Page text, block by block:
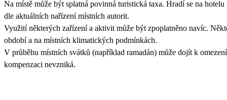
Na místě může být splatná povinná turistická taxa. Hradí se na
dle aktuálních nařízení místních autorit.
Využití některých zařízení a aktivit může být zpoplatněno navíc.
období a na místních klimatických podmínkách.
V průběhu místních svátků (například ramadán) může dojít k
kompenzaci nevzniká.